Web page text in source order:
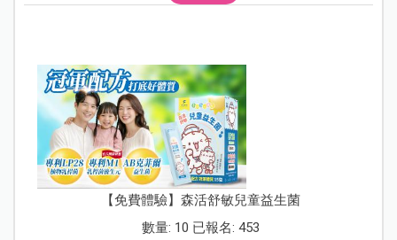
【免費體驗】森活舒敏兒童益生菌
數量: 10 已報名: 453